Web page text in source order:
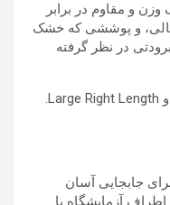
و مقاوم در برابر
و پوششی که خشک
در نظر گرفته
جابجایی آسان
90 لیتری ما در اطراف آزمایشگاه یا